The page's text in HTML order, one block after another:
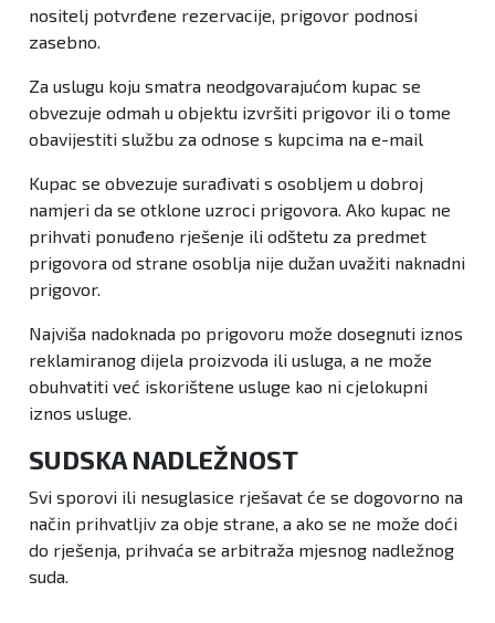
nositelj potvrđene rezervacije, prigovor podnosi
zasebno.
Za uslugu koju smatra neodgovarajućom kupac se
obvezuje odmah u objektu izvršiti prigovor ili o tome
obavijestiti službu za odnose s kupcima na e-mail
Kupac se obvezuje surađivati s osobljem u dobroj
namjeri da se otklone uzroci prigovora. Ako kupac ne
prihvati ponuđeno rješenje ili odštetu za predmet
prigovora od strane osoblja nije dužan uvažiti naknadni
prigovor.
Najviša nadoknada po prigovoru može dosegnuti iznos
reklamiranog dijela proizvoda ili usluga, a ne može
obuhvatiti već iskorištene usluge kao ni cjelokupni
iznos usluge.
SUDSKA NADLEŽNOST
Svi sporovi ili nesuglasice rješavat će se dogovorno na
način prihvatljiv za obje strane, a ako se ne može doći
do rješenja, prihvaća se arbitraža mjesnog nadležnog
suda.